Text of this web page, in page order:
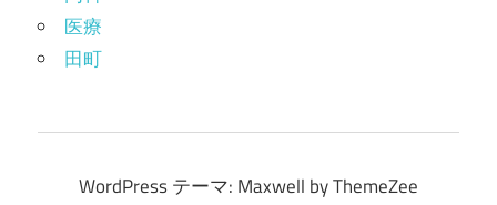
医療
田町
WordPress テーマ: Maxwell by ThemeZee